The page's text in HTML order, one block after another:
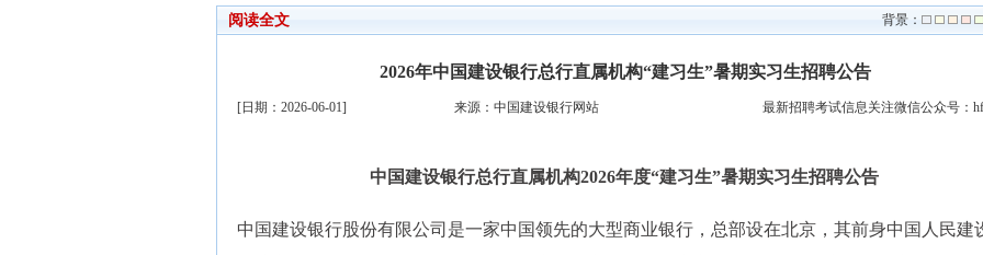
背景：
阅读全文
2026年中国建设银行总行直属机构“建习生”暑期实习生招聘公告
[日期：2026-06-01] 来源：中国建设银行网站 最新招聘考试信息关注微信公众号：
中国建设银行总行直属机构2026年度“建习生”暑期实习生招聘公告
中国建设银行股份有限公司是一家中国领先的大型商业银行，总部设在北京，其前身中国人民建